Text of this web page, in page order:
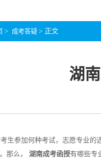
> 成考答疑 > 正文
湖
生参加何种考试，志愿专业的
那么， 湖南成考函授有哪些专